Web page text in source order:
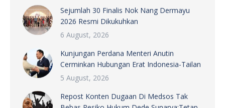
Sejumlah 30 Finalis Nok Nang Dermayu
2026 Resmi Dikukuhkan
6 August, 2026
Kunjungan Perdana Menteri Anutin
Cerminkan Hubungan Erat Indonesia-Tailan
5 August, 2026
Repost Konten Dugaan Di Medsos Tak